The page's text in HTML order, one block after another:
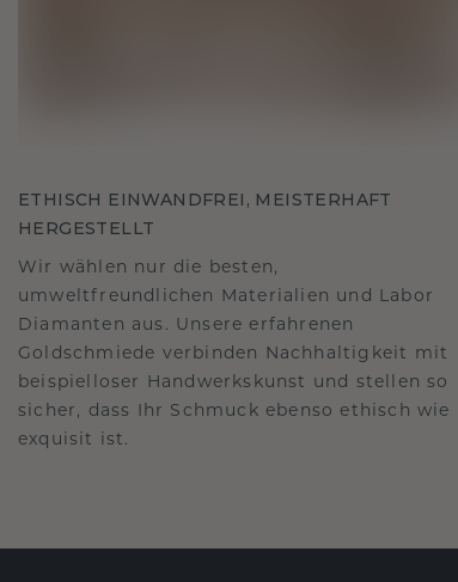
ETHISCH EINWANDFREI, MEISTERHAFT
HERGESTELLT
Wir wählen nur die besten,
umweltfreundlichen Materialien und Labor
Diamanten aus. Unsere erfahrenen
Goldschmiede verbinden Nachhaltigkeit mit
beispielloser Handwerkskunst und stellen so
sicher, dass Ihr Schmuck ebenso ethisch wie
exquisit ist.